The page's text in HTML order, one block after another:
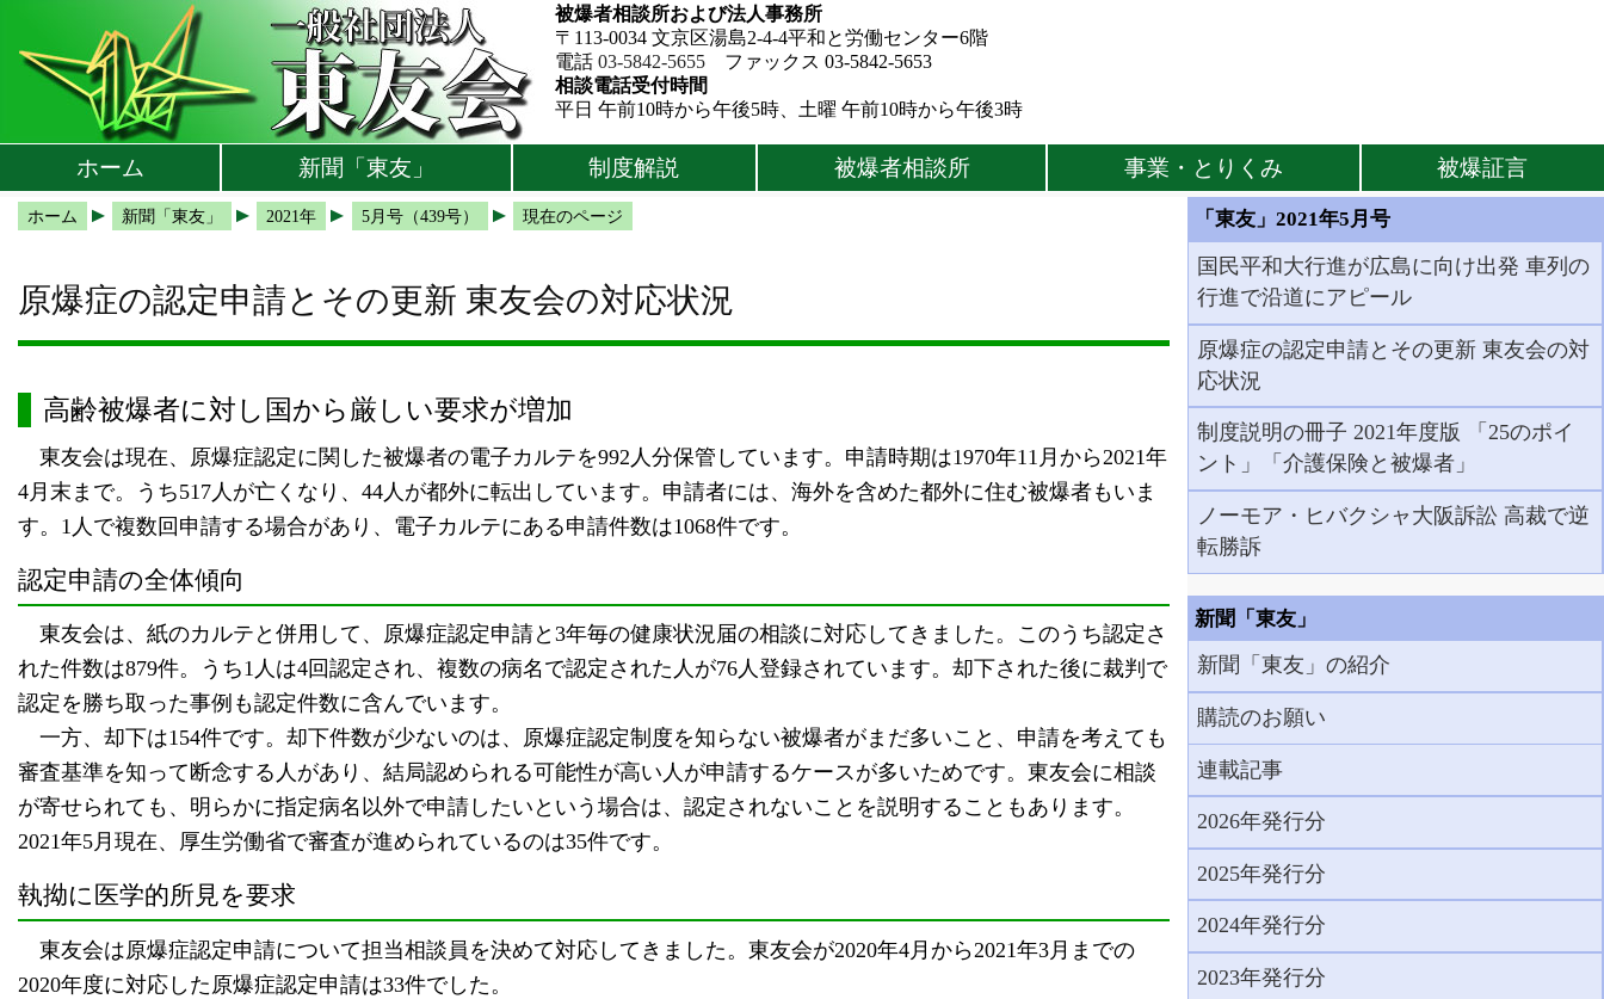
メインメニューへ
サブメニューへ
現在地ナビ（パンくずリスト）へ
被爆者相談所および法人事務所
〒113-0034 文京区湯島2-4-4平和と労働センター6階
電話 03-5842-5655 ファックス 03-5842-5653
相談電話受付時間
平日 午前10時から午後5時、土曜 午前10時から午後3時
ホーム 新聞「東友」 制度解説 被爆者相談所 事業・とりくみ 被爆証言
ホーム 新聞「東友」 2021年 5月号（439号） 現在のページ
原爆症の認定申請とその更新 東友会の対応状況
高齢被爆者に対し国から厳しい要求が増加
東友会は現在、原爆症認定に関した被爆者の電子カルテを992人分保管しています。申請時期は1970年11月から2021年
4月末まで。うち517人が亡くなり、44人が都外に転出しています。申請者には、海外を含めた都外に住む被爆者もいま
す。1人で複数回申請する場合があり、電子カルテにある申請件数は1068件です。
認定申請の全体傾向
東友会は、紙のカルテと併用して、原爆症認定申請と3年毎の健康状況届の相談に対応してきました。このうち認定さ
れた件数は879件。うち1人は4回認定され、複数の病名で認定された人が76人登録されています。却下された後に裁判で
認定を勝ち取った事例も認定件数に含んでいます。
一方、却下は154件です。却下件数が少ないのは、原爆症認定制度を知らない被爆者がまだ多いこと、申請を考えても
審査基準を知って断念する人があり、結局認められる可能性が高い人が申請するケースが多いためです。東友会に相談
が寄せられても、明らかに指定病名以外で申請したいという場合は、認定されないことを説明することもあります。
2021年5月現在、厚生労働省で審査が進められているのは35件です。
執拗に医学的所見を要求
東友会は原爆症認定申請について担当相談員を決めて対応してきました。東友会が2020年4月から2021年3月までの
2020年度に対応した原爆症認定申請は33件でした。
「東友」2021年5月号
国民平和大行進が広島に向け出発 車列の
行進で沿道にアピール
原爆症の認定申請とその更新 東友会の対
応状況
制度説明の冊子 2021年度版 「25のポイ
ント」「介護保険と被爆者」
ノーモア・ヒバクシャ大阪訴訟 高裁で逆
転勝訴
新聞「東友」
新聞「東友」の紹介
購読のお願い
連載記事
2026年発行分
2025年発行分
2024年発行分
2023年発行分